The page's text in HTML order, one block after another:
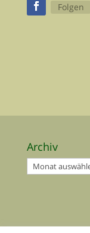
Folgen
Archiv
Archiv